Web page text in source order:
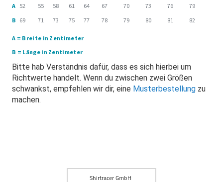
A 52 55 58 61 64 67 70 73 76
79
B 69 71 73 75 77 78 79 80 81 82
A = Breite in Zentimeter
B = Länge in Zentimeter
Bitte hab Verständnis dafür, dass es sich hierbei um
Richtwerte handelt. Wenn du zwischen zwei Größen
schwankst, empfehlen wir dir, eine Musterbestellung zu
machen.